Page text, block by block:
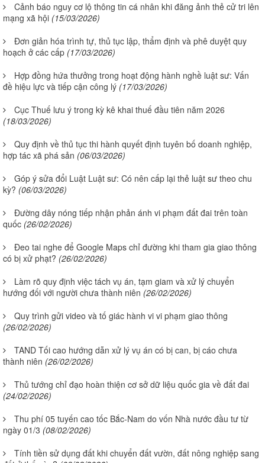
Cảnh báo nguy cơ lộ thông tin cá nhân khi đăng ảnh thẻ cử tri lên
mạng xã hội (15/03/2026)
Đơn giản hóa trình tự, thủ tục lập, thẩm định và phê duyệt quy
hoạch ở các cấp (17/03/2026)
Hợp đồng hứa thưởng trong hoạt động hành nghề luật sư: Vấn
đề hiệu lực và tiếp cận công lý (17/03/2026)
Cục Thuế lưu ý trong kỳ kê khai thuế đầu tiên năm 2026
(18/03/2026)
Quy định về thủ tục thi hành quyết định tuyên bố doanh nghiệp,
hợp tác xã phá sản (06/03/2026)
Góp ý sửa đổi Luật Luật sư: Có nên cấp lại thẻ luật sư theo chu
kỳ? (06/03/2026)
Đường dây nóng tiếp nhận phản ánh vi phạm đất đai trên toàn
quốc (26/02/2026)
Đeo tai nghe để Google Maps chỉ đường khi tham gia giao thông
có bị xử phạt? (26/02/2026)
Làm rõ quy định việc tách vụ án, tạm giam và xử lý chuyển
hướng đối với người chưa thành niên (26/02/2026)
Quy trình gửi video và tố giác hành vi vi phạm giao thông
(26/02/2026)
TAND Tối cao hướng dẫn xử lý vụ án có bị can, bị cáo chưa
thành niên (26/02/2026)
Thủ tướng chỉ đạo hoàn thiện cơ sở dữ liệu quốc gia về đất đai
(24/02/2026)
Thu phí 05 tuyến cao tốc Bắc-Nam do vốn Nhà nước đầu tư từ
ngày 01/3 (08/02/2026)
Tính tiền sử dụng đất khi chuyển đất vườn, đất nông nghiệp sang